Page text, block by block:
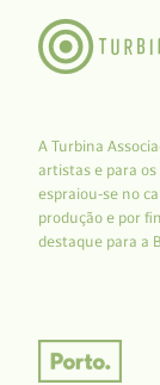
A Turbina
artistas e para
espraiou-se no
produção e por
destaque para a